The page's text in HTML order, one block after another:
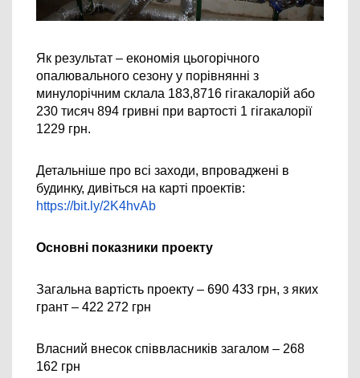
Як результат – економія цьогорічного
опалювального сезону у порівнянні з
минулорічним склала 183,8716 гігакалорій або
230 тисяч 894 гривні при вартості 1 гігакалорії
1229 грн.
Детальніше про всі заходи, впроваджені в
будинку, дивіться на карті проектів:
https://bit.ly/2K4hvAb
Основні показники проекту
Загальна вартість проекту – 690 433 грн, з яких
грант – 422 272 грн
Власний внесок співвласників загалом – 268
162 грн